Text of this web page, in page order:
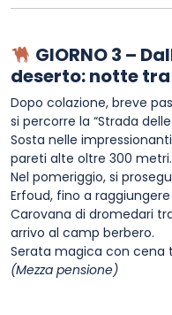
GIORNO 3 –
deserto: notte
Dopo colazione, breve
si percorre la “Strada delle
Sosta nelle impressionanti
pareti alte oltre 300 metri.
Nel pomeriggio, si
Erfoud, fino a
Carovana di dromedari
arrivo al camp berbero.
Serata magica con cena
(Mezza pensione)